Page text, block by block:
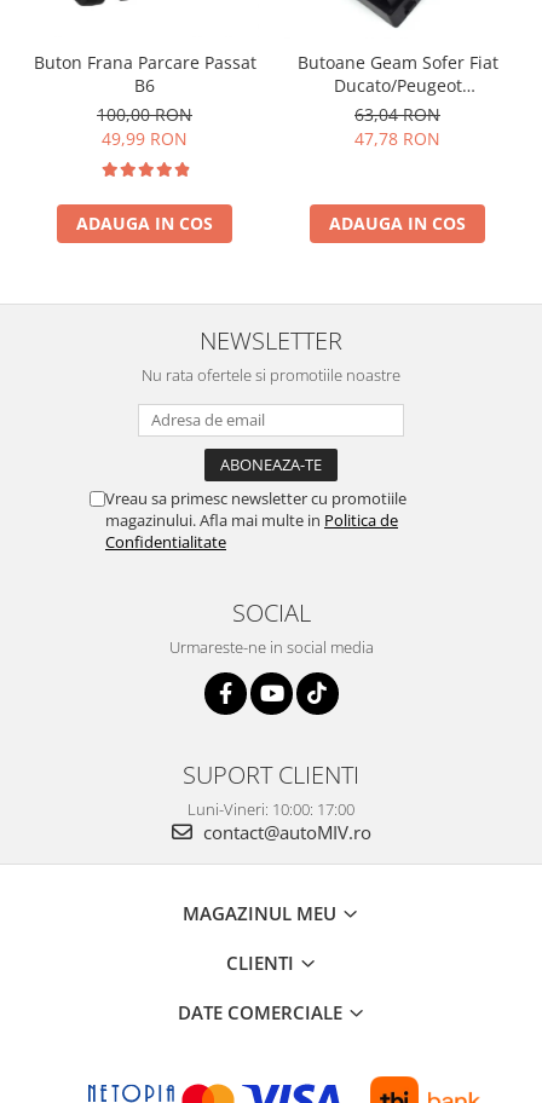
Buton Frana Parcare Passat
B6
100,00 RON
49,99 RON
ADAUGA IN COS
Butoane Geam Sofer Fiat
Ducato/Peugeot
Boxer/Citroen Jumper
63,04 RON
47,78 RON
ADAUGA IN COS
NEWSLETTER
Nu rata ofertele si promotiile noastre
Vreau sa primesc newsletter cu promotiile
magazinului. Afla mai multe in Politica de
Confidentialitate
SOCIAL
Urmareste-ne in social media
SUPORT CLIENTI
Luni-Vineri: 10:00: 17:00
contact@autoMIV.ro
MAGAZINUL MEU
CLIENTI
DATE COMERCIALE